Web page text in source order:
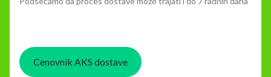
O nama
Plaćanje
Cenovnik AKS dostave